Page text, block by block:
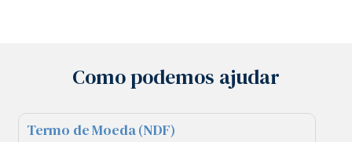
Como podemos ajudar
Termo de Moeda (NDF)